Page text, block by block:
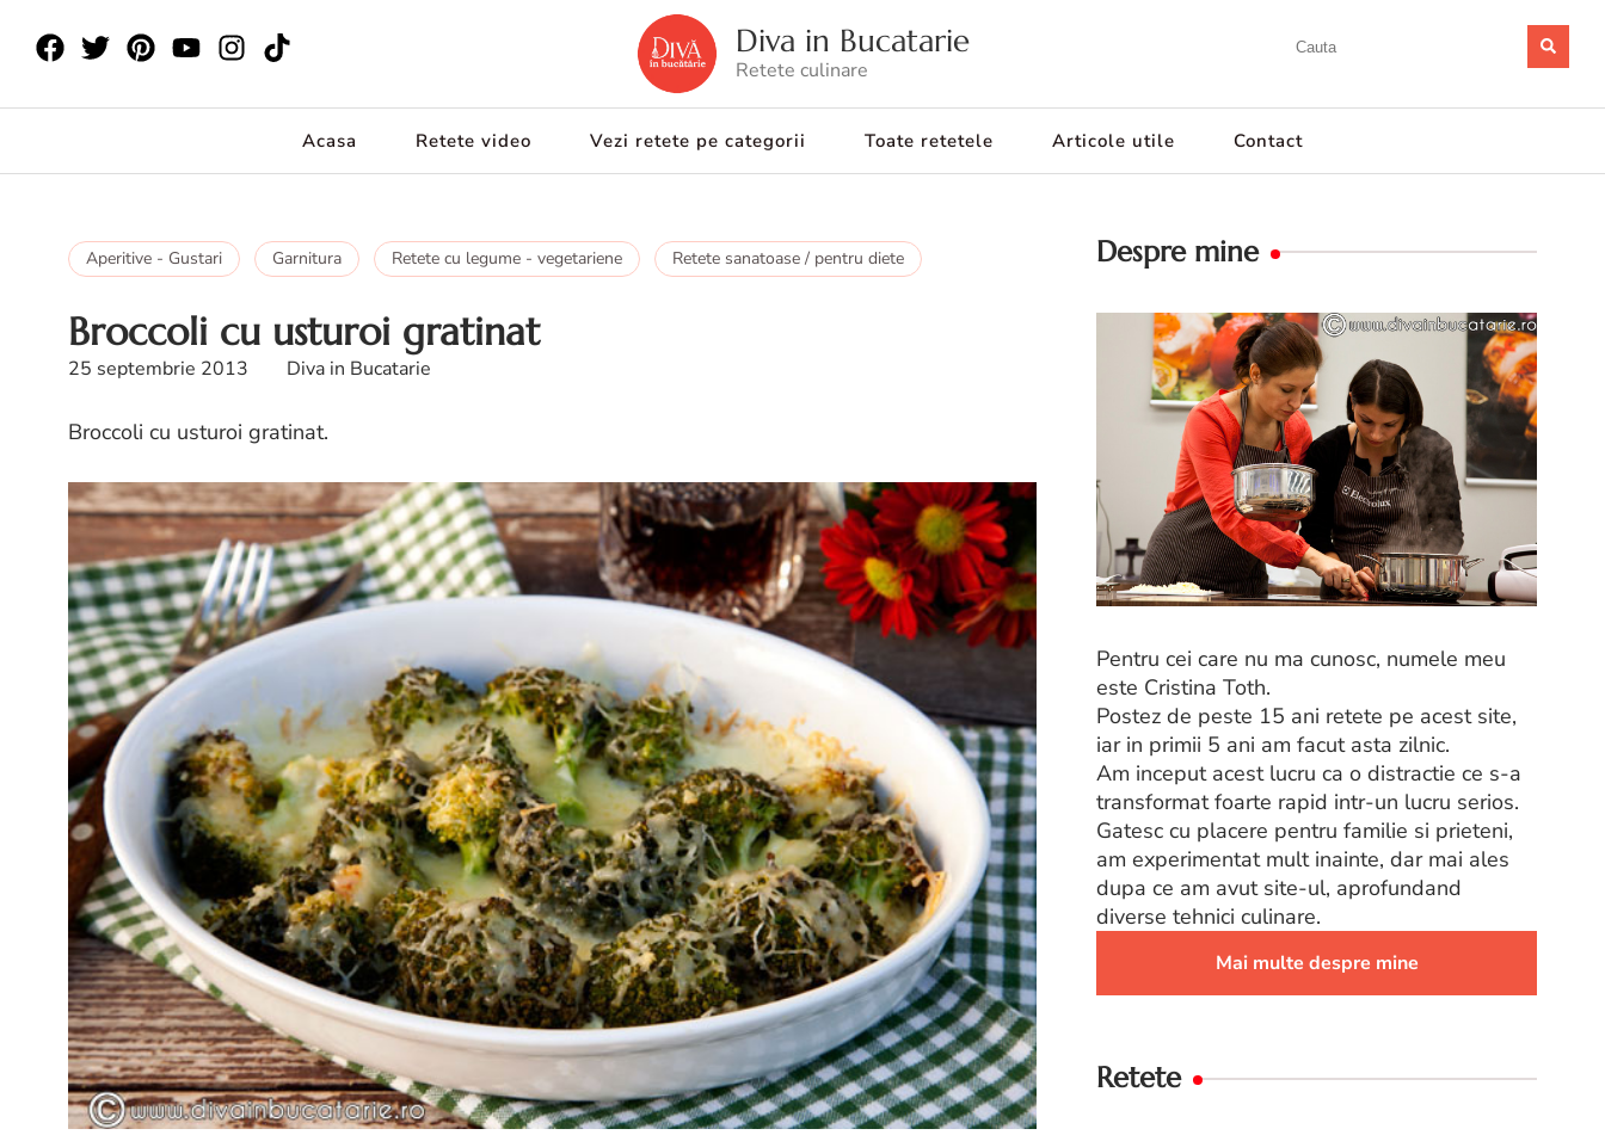
Diva in Bucatarie
Retete culinare
Acasa Retete video Vezi retete pe categorii Toate retetele Articole utile Contact
Aperitive - Gustari Garnitura Retete cu legume - vegetariene Retete sanatoase / pentru diete
Broccoli cu usturoi gratinat
25 septembrie 2013 Diva in Bucatarie
Broccoli cu usturoi gratinat.
Despre mine
Pentru cei care nu ma cunosc, numele meu
este Cristina Toth.
Postez de peste 15 ani retete pe acest site,
iar in primii 5 ani am facut asta zilnic.
Am inceput acest lucru ca o distractie ce s-a
transformat foarte rapid intr-un lucru serios.
Gatesc cu placere pentru familie si prieteni,
am experimentat mult inainte, dar mai ales
dupa ce am avut site-ul, aprofundand
diverse tehnici culinare.
Mai multe despre mine
Retete